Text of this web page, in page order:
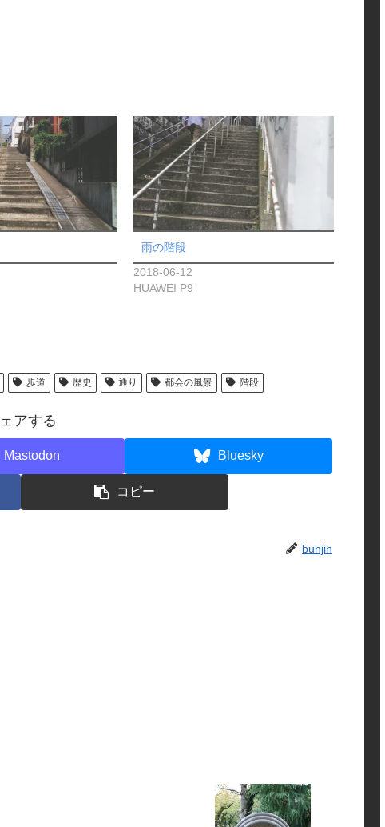
雨の階段
2018-06-12
HUAWEI P9
歩道 歴史 通り 都会の風景 階段
アする
Mastodon Bluesky
コピー
bunjin